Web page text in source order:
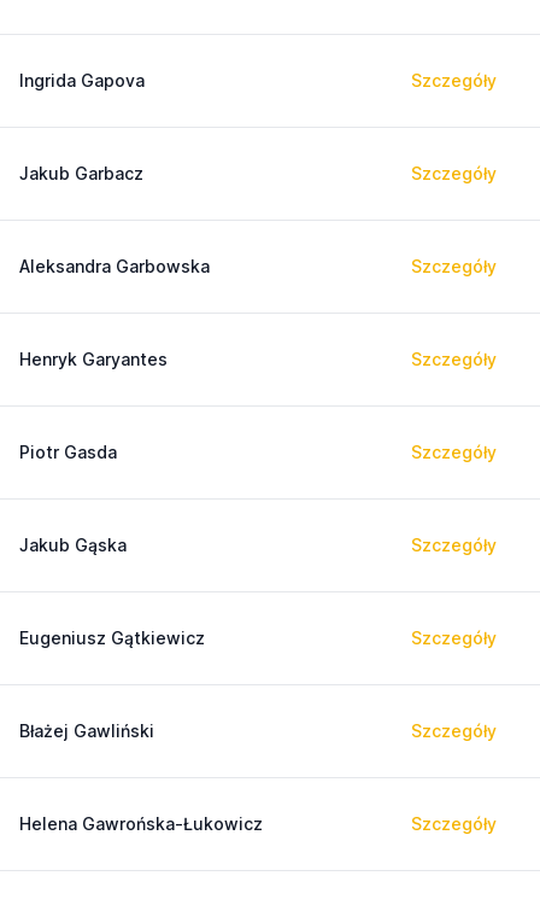
Ingrida Gapova Szczegóły
Jakub Garbacz Szczegóły
Aleksandra Garbowska Szczegóły
Henryk Garyantes Szczegóły
Piotr Gasda Szczegóły
Jakub Gąska Szczegóły
Eugeniusz Gątkiewicz Szczegóły
Błażej Gawliński Szczegóły
Helena Gawrońska-Łukowicz Szczegóły